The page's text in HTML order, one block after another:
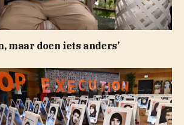
maar doen iets anders’